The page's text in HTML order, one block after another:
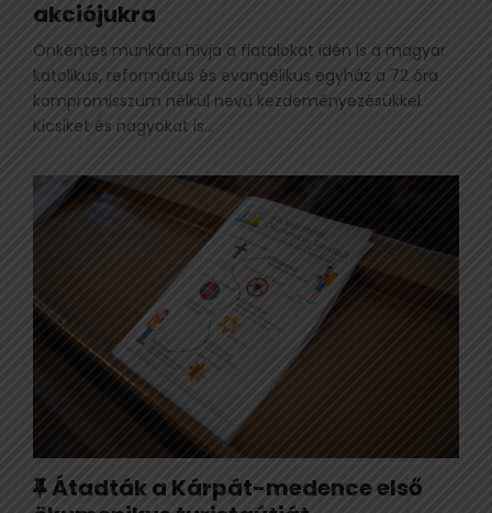
akciójukra
Önkéntes munkára hívja a fiatalokat idén is a magyar
katolikus, református és evangélikus egyház a 72 óra
kompromisszum nélkül nevű kezdeményezésükkel.
Kicsiket és nagyokat is...
KÁtadták a Kárpát-medence első